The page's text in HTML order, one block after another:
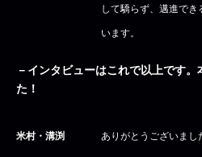
して驕らず、邁進で
います。
－インタビューはこれで以上です
た！
米村・溝渕 ありがとうございまし